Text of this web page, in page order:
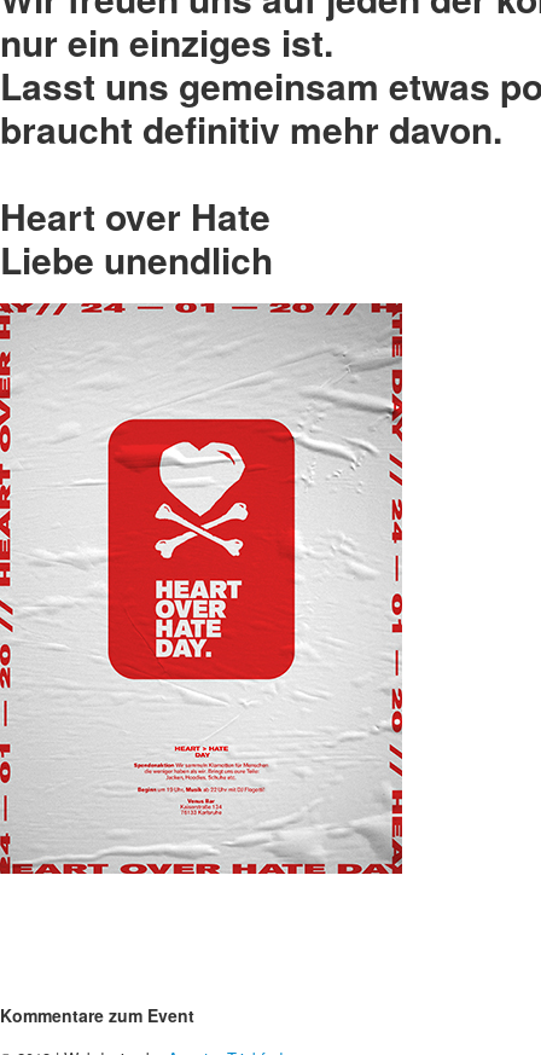
nur ein einziges ist.
Lasst uns gemeinsam etwas
braucht definitiv mehr davon.
Heart over Hate
Liebe unendlich
Kommentare zum Event